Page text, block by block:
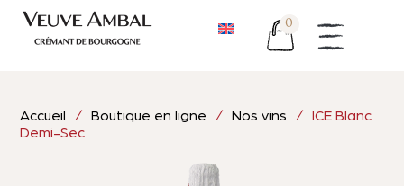
0
Accueil /Boutique en ligne /Nos vins / ICE Blanc
Demi-Sec